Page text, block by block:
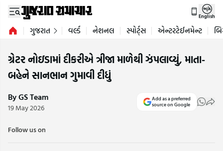
English
ગુજરાત વર્લ્ડ નેશનલ સ્પોર્ટ્સ એન્ટરટેઈનમેન્ટ
ગ્રેટર નોઇડામાં દીકરીએ ત્રીજા માળેથી ઝંપલાવ્યું, માતા-
બહેને સાનભાન ગુમાવી દીધું
By GS Team
19 May 2026
Add as a preferred
source on Google
Follow us on